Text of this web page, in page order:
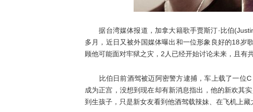
据台湾媒体报道，加拿大籍歌手贾斯汀·比伯
多月，近日又被外国媒体曝出和一位形象良好的18岁
顾他可能面对牢狱之灾，2人已经开始讨论未来，且
比伯日前酒驾被迈阿密警方逮捕，车上载了一位C
成为正宫，没想到现在却有新消息指出，他的新欢其
到生孩子，只是新女友看到他酒驾载辣妹、在飞机上